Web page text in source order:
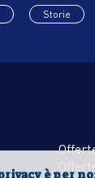
è per
Storie